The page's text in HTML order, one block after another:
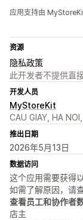
应用支持由 MyStoreKit
资源
隐私政策
此开发者不提供直
开发人员
MyStoreKit
CAU GIAY, HA
推出日期
2026年5月13日
数据访问
这个应用需要获得
如需了解原因，请
查看员工和协作者
店主